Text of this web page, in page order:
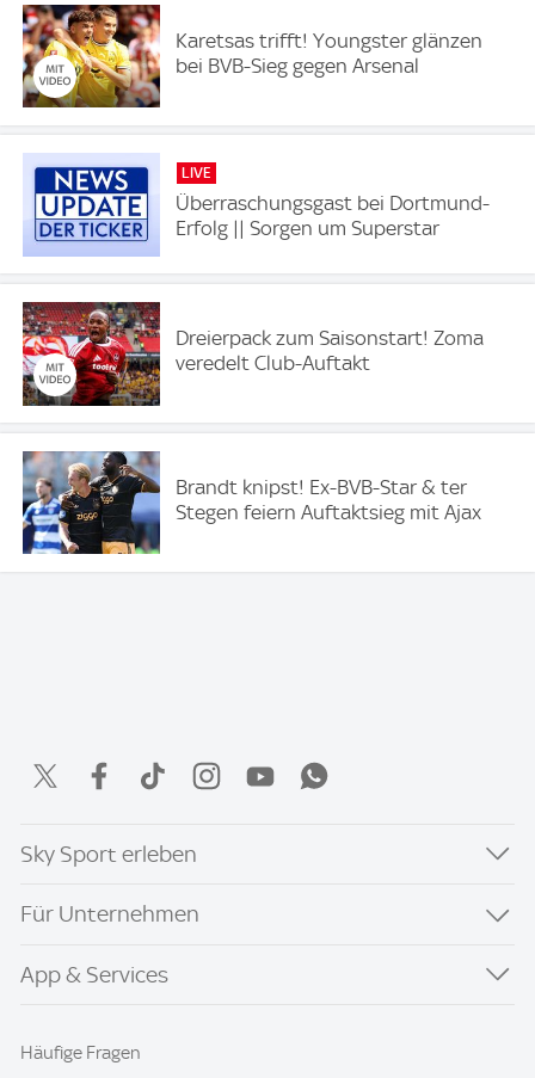
Karetsas trifft! Youngster glänzen
bei BVB-Sieg gegen Arsenal
LIVE
Überraschungsgast bei Dortmund-
Erfolg || Sorgen um Superstar
Dreierpack zum Saisonstart! Zoma
veredelt Club-Auftakt
Brandt knipst! Ex-BVB-Star & ter
Stegen feiern Auftaktsieg mit Ajax
Sky Sport erleben
Für Unternehmen
App & Services
Häufige Fragen